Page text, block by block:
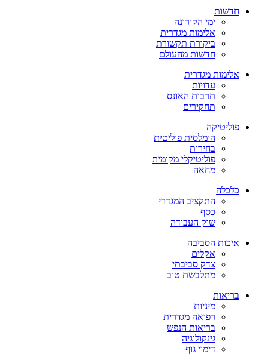
חדשות
ימי הקורונה
אלימות מגדרית
ביקורת תקשורת
חדשות מהעולם
אלימות מגדרית
עדויות
תרבות האונס
תחקירים
פוליטיקה
הומלסית פוליטית
בחירות
פוליטיקלי מקומית
מחאה
כלכלה
התקציב המגדרי
כסף
שוק העבודה
איכות הסביבה
אקלים
צדק סביבתי
מתלבשת טוב
בריאות
מיניות
רפואה מגדרית
בריאות הנפש
גינקולוגיה
דימוי גוף